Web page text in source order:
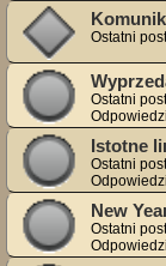
Ostatni
Ostatni
Istotne
Ostatni
New
Ostatni